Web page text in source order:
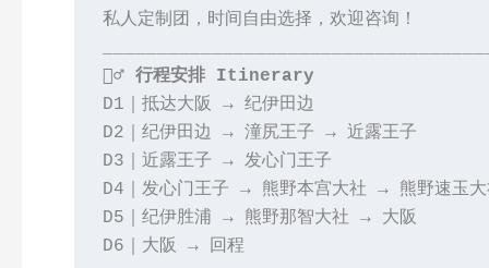
私人定制团，时间自由选择，欢迎咨询！
🚶‍♂️ 行程安排 Itinerary
D1｜抵达大阪 → 纪伊田边
D2｜纪伊田边 → 潼尻王子 → 近露王子
D3｜近露王子 → 发心门王子
D4｜发心门王子 → 熊野本宫大社 → 熊野速玉
D5｜纪伊胜浦 → 熊野那智大社 → 大阪
D6｜大阪 → 回程